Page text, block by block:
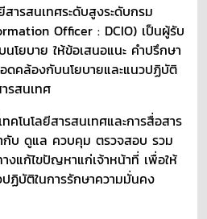
ารสนเทศระดับสูงระดับกรม
Officer : DCIO) เป็นผู้รับ
โยบาย ให้ข้อเสนอแนะ คำปรึกษา
ดคล้องกับนโยบายและแนวปฏิบัติ
รสนเทศ
โนโลยีสารสนเทศและการสื่อสาร
บ ดูแล ควบคุม ตรวจสอบ รวม
งแก้ไขปัญหาแก่เจ้าหน้าที่ เพื่อให้
ปฏิบัติในการรักษาความมั่นคง